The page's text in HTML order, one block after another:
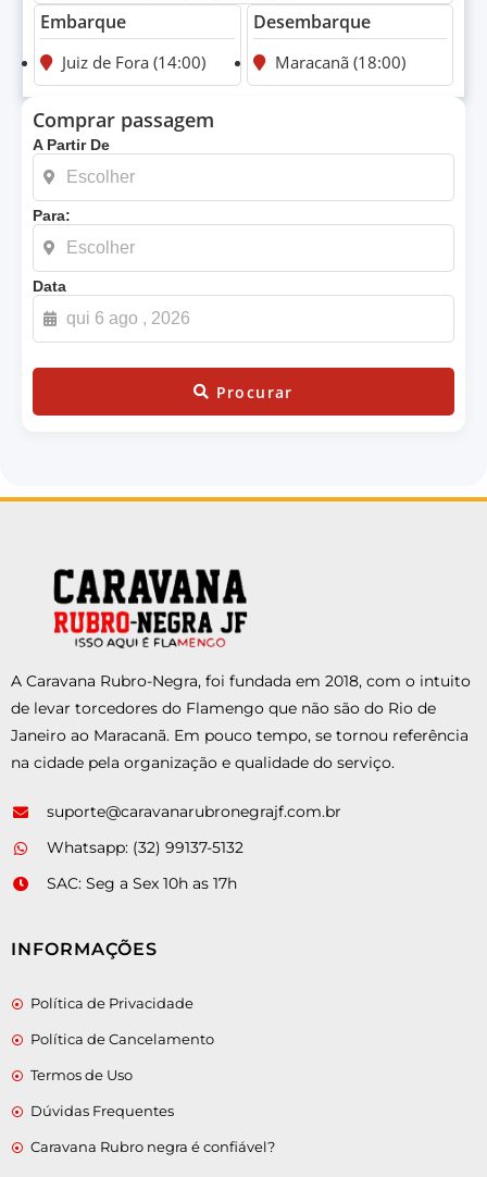
Embarque
Juiz de Fora (14:00)
Desembarque
Maracanã (18:00)
Comprar passagem
A Partir De
Para:
Data
Procurar
A Caravana Rubro-Negra, foi fundada em 2018, com o intuito
de levar torcedores do Flamengo que não são do Rio de
Janeiro ao Maracanã. Em pouco tempo, se tornou referência
na cidade pela organização e qualidade do serviço.
suporte@caravanarubronegrajf.com.br
Whatsapp: (32) 99137-5132
SAC: Seg a Sex 10h as 17h
INFORMAÇÕES
Política de Privacidade
Política de Cancelamento
Termos de Uso
Dúvidas Frequentes
Caravana Rubro negra é confiável?